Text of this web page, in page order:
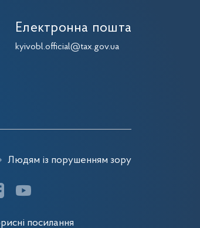
Електронна пошта
kyivobl.official@tax.gov.ua
Людям із порушенням зору
посилання